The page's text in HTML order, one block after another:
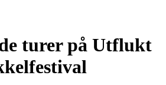
turer på Utflukt